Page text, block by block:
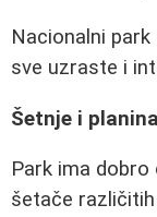
Nacionalni
sve uzraste i
Šetnje i
Park ima
šetače